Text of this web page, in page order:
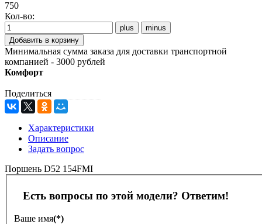
750
Кол-во:
Минимальная сумма заказа для доставки транспортной
компанией - 3000 рублей
Комфорт
Поделиться
Характеристики
Описание
Задать вопрос
Поршень D52 154FMI
Есть вопросы по этой модели? Ответим!
Ваше имя(*)